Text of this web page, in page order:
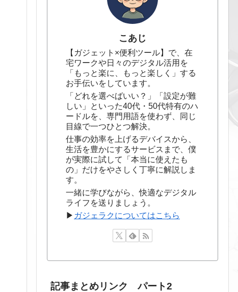
こあじ
【ガジェット×便利ツール】で、在
宅ワークや日々のデジタル活用を
「もっと楽に、もっと楽しく」する
お手伝いをしています。
「どれを選べばいい？」「設定が難
しい」といった40代・50代特有のハ
ードルを、専門用語を使わず、同じ
目線で一つひとつ解決。
仕事の効率を上げるデバイスから、
生活を豊かにするサービスまで、僕
が実際に試して「本当に使えたも
の」だけをやさしく丁寧に解説しま
す。
一緒に学びながら、快適なデジタル
ライフを送りましょう。
▶ ガジェラクについてはこちら
記事まとめリンク パート2